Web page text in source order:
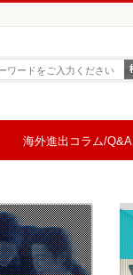
海外進出コラム/Q&A